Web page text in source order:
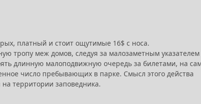
платный и стоит ощутимые 16$ с носа.
тропу меж домов, следуя за малозаметным
длинную малоподвижную очередь за билетами, на
число пребывающих в парке. Смысл этого действа
на территории заповедника.